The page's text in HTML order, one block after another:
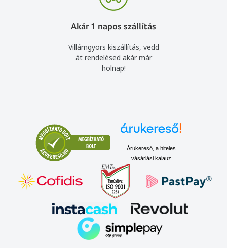
Akár 1 napos szállítás
Villámgyors kiszállítás, vedd
át rendelésed akár már
holnap!
Árukereső, a hiteles
vásárlási kalauz